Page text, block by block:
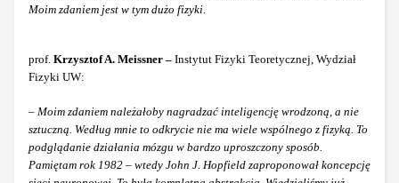
Moim zdaniem jest w tym dużo fizyki.
prof. Krzysztof A. Meissner – Instytut Fizyki Teoretycznej, Wydział
Fizyki UW:
– Moim zdaniem należałoby nagradzać inteligencję wrodzoną, a nie
sztuczną. Według mnie to odkrycie nie ma wiele wspólnego z fizyką. To
podglądanie działania mózgu w bardzo uproszczony sposób.
Pamiętam rok 1982 – wtedy John J. Hopfield zaproponował koncepcję